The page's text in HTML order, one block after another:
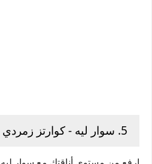
5. سوار ليه - كوارتز زمردي ملكي